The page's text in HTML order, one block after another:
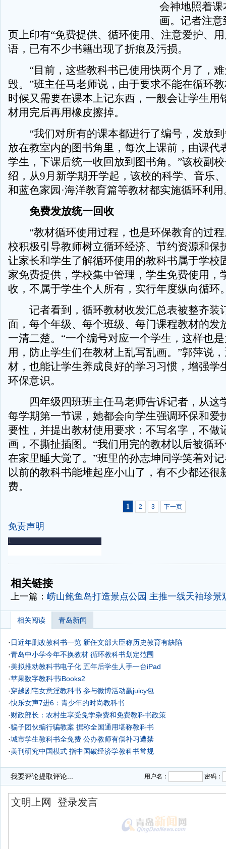
会神地照着
画。记者注
页上印有“免费提供、循环使用、注意爱护、
语，已有不少书籍出现了折痕及污损。
“目前，这些教科书已使用快两个月了，难
毁。”班主任马老师说，由于要求不能在循环
时候又需要在课本上记东西，一般会让学生用
材用完后再用橡皮擦掉。
“我们对所有的课本都进行了编号，发放到
放在教室内的图书角里，每次上课前，由课代
学生，下课后统一收回放到图书角。”该校副
绍，从9月新学期开学起，该校的科学、音乐
和蓝色家园·海洋教育篇等教材都实施循环利用
免费发放统一回收
“教材循环使用过程，也是环保教育的过程
校积极引导教师树立循环经济、节约资源和保
让家长和学生了解循环使用的教科书属于学校
家免费提供，学校集中管理，学生免费使用，
收，不属于学生个人所有，实行年度纵向循环
记者看到，循环教材收发汇总表被整齐装
面，每个年级、每个班级、每门课程教材的发
一清二楚。“一个编号对应一个学生，这样也
用，防止学生们在教材上乱写乱画。”郭萍说
材，也能让学生养成良好的学习习惯，增强学
环保意识。
四年级四班班主任马老师告诉记者，从这
每学期第一节课，她都会向学生强调环保和爱
要性，并提出教材使用要求：不写名字，不做
画，不撕扯插图。“我们用完的教材以后被循
在家里睡大觉了。”班里的孙志坤同学笑着对
以前的教科书能堆起座小山了，有不少都还很
费。
1 2 3 下一页
免责声明
-
相关链接
上一篇： 崂山鲍鱼岛打造景点公园 主推一线天袖珍景
相关阅读 青岛新闻
· 日近年删改教科书一览 新任文部大臣称历史教育有缺陷
·青岛中小学今年不换教材 循环教科书划定范围
·美拟推动教科书电子化 五年后学生人手一台iPad
·苹果数字教科书iBooks2
·穿越剧宅女意淫教科书 参与微博活动赢juicy包
·快乐女声7进6：青少年的时尚教科书
·财政部长：农村生享受免学杂费和免费教科书政策
·骗子团伙编行骗教案 据称全国通用堪称教科书
·城市学生教科书全免费 公办教师有偿补习遭禁
·美刊研究中国模式 指中国破经济学教科书常规
我要评论提取评论... 用户名： 密码：